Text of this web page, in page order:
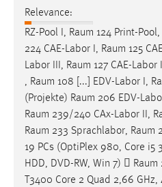
Relevance:
RZ-Pool I, Raum 124 Print-Pool,
224 CAE-Labor I, Raum 125
Labor III, Raum 127 CAE-Labor
, Raum 108 [...] EDV-Labor I,
(Projekte) Raum 206 EDV-
Raum 239/240 CAx-Labor II,
Raum 233 Sprachlabor, Raum
19 PCs (OptiPlex 980, Core i5
HDD, DVD-RW, Win 7)  Raum
T3400 Core 2 Quad 2,66 GHz,